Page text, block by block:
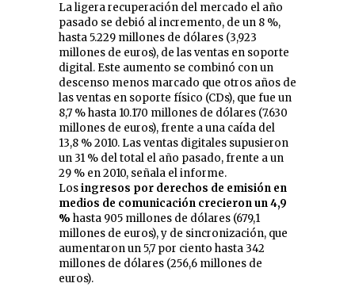
La ligera recuperación del mercado el año
pasado se debió al incremento, de un 8 %,
hasta 5.229 millones de dólares (3,923
millones de euros), de las ventas en soporte
digital. Este aumento se combinó con un
descenso menos marcado que otros años de
las ventas en soporte físico (CDs), que fue un
8,7 % hasta 10.170 millones de dólares (7.630
millones de euros), frente a una caída del
13,8 % 2010. Las ventas digitales supusieron
un 31 % del total el año pasado, frente a un
29 % en 2010, señala el informe.
Losingresos por derechos de emisión en
medios de comunicación crecieron un 4,9
% hasta 905 millones de dólares (679,1
millones de euros), y de sincronización, que
aumentaron un 5,7 por ciento hasta 342
millones de dólares (256,6 millones de
euros).